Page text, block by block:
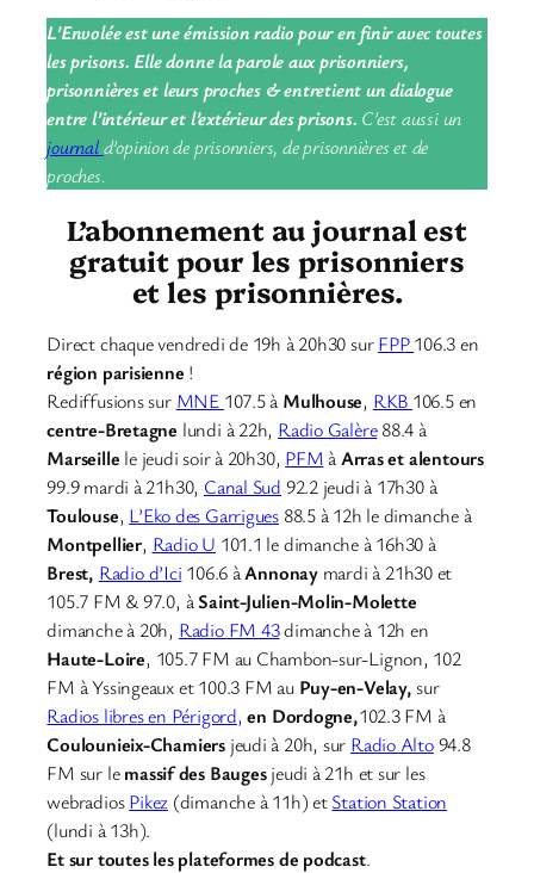
L’Envolée est une émission radio pour en finir avec toutes
les prisons. Elle donne la parole aux prisonniers,
prisonnières et leurs proches & entretient un dialogue
entre l’intérieur et l’extérieur des prisons. C’est aussi un
journald’opinion de prisonniers, de prisonnières et de
proches.
L’abonnement au journal est
gratuit pour les prisonniers
et les prisonnières.
Direct chaque vendredi de 19h à 20h30 surFPP106.3 en
région parisienne !
Rediffusions sur MNE 107.5 à Mulhouse, RKB 106.5 en
centre-Bretagne lundi à 22h, Radio Galère88.4 à
Marseille le jeudi soir à 20h30, PFMàArras et alentours
99.9 mardi à 21h30, Canal Sud 92.2 jeudi à 17h30 à
Toulouse, L’Eko des Garrigues 88.5 à 12h le dimanche à
Montpellier, Radio U 101.1 le dimanche à 16h30 à
Brest, Radio d’Ici 106.6 àAnnonay mardi à 21h30 et
105.7 FM & 97.0, àSaint-Julien-Molin-Molette
dimanche à 20h, Radio FM 43dimanche à 12h en
Haute-Loire, 105.7 FM au Chambon-sur-Lignon, 102
FM à Yssingeaux et 100.3 FM au Puy-en-Velay,sur
Radios libres en Périgord, en Dordogne,102.3 FM à
Coulounieix-Chamiers jeudi à 20h, sur Radio Alto94.8
FM sur lemassif des Baugesjeudi à 21h et sur les
webradiosPikez (dimanche à 11h) etStation Station
(lundi à 13h).
Et sur toutes les plateformes de podcast.